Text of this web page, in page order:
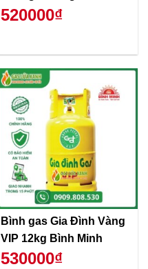
520000₫
Bình gas Gia Đình Vàng
VIP 12kg Bình Minh
530000₫